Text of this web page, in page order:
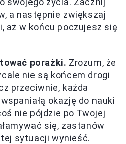
a następnie zwiększaj
aż w końcu poczujesz się
porażki. Zrozum, że
nie są końcem drogi
przeciwnie, każda
okazję do nauki
nie pójdzie po Twojej
się, zastanów
sytuacji wynieść.